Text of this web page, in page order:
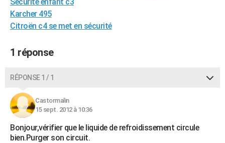
GUIDES D'ACHAT
BONS PLANS
CARTE DE VOEUX
COPAINS D'AVANT
S'inscrire
Se connecter
Lycées
Collèges
Primaires
Universités
Entreprises
Service militaire
Avis de recherche
AVIS DE DÉCÈS
Karcher 495
Citroën c4 se met en sécurité
1 réponse
RÉPONSE 1 / 1
Castormalin
15 sept. 2012 à 10:36
Bonjour,vérifier que le liquide de refroidissement circule
bien.Purger son circuit.